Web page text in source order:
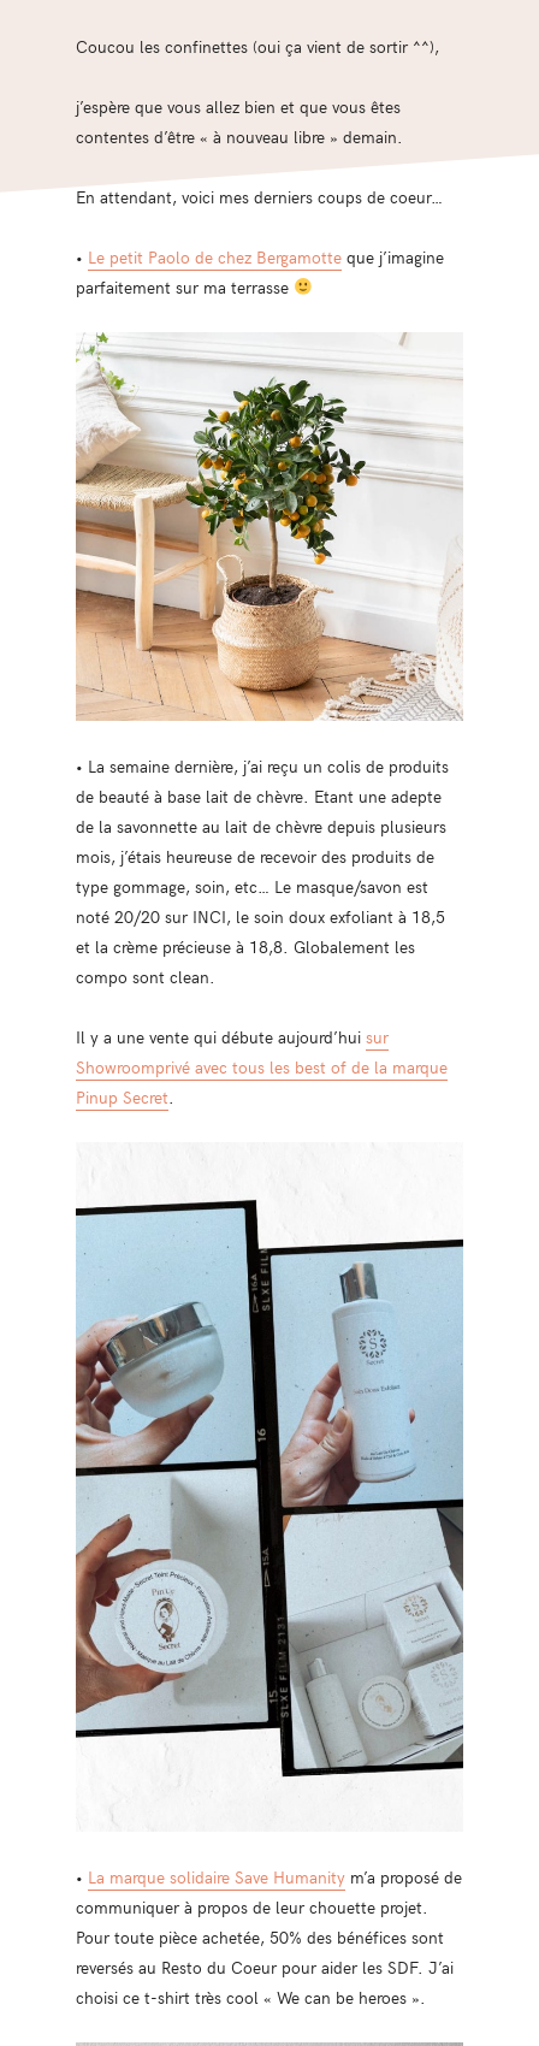
Coucou les confinettes (oui ça vient de sortir ^^),
j’espère que vous allez bien et que vous êtes
contentes d’être « à nouveau libre » demain.
En attendant, voici mes derniers coups de coeur…
• Le petit Paolo de chez Bergamotteque j’imagine
parfaitement sur ma terrasse
• La semaine dernière, j’ai reçu un colis de produits
de beauté à base lait de chèvre. Etant une adepte
de la savonnette au lait de chèvre depuis plusieurs
mois, j’étais heureuse de recevoir des produits de
type gommage, soin, etc… Le masque/savon est
noté 20/20 sur INCI, le soin doux exfoliant à 18,5
et la crème précieuse à 18,8. Globalement les
compo sont clean.
Il y a une vente qui débute aujourd’hui sur
Showroomprivé avec tous les best of de la marque
Pinup Secret
• La marque solidaire Save Humanitym’a proposé de
communiquer à propos de leur chouette projet.
Pour toute pièce achetée, 50% des bénéfices sont
reversés au Resto du Coeur pour aider les SDF. J’ai
choisi ce t-shirt très cool « We can be heroes ».